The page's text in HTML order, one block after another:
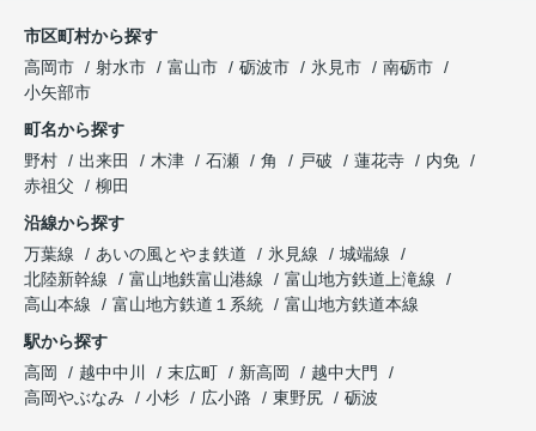
市区町村から探す
高岡市
射水市 富山市 砺波市 氷見市
南砺市
小矢部市
町名から探す
野村
出来田 木津 石瀬 角 戸破 蓮花寺
内免
赤祖父
柳田
沿線から探す
万葉線
あいの風とやま鉄道 氷見線
城端線
北陸新幹線
富山地鉄富山港線
富山地方鉄道上滝線
高山本線
富山地方鉄道１系統
富山地方鉄道本線
駅から探す
高岡
越中中川 末広町 新高岡
越中大門
高岡やぶなみ
小杉 広小路 東野尻 砺波